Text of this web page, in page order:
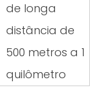
de longa
distância de
500 metros a 1
quilômetro